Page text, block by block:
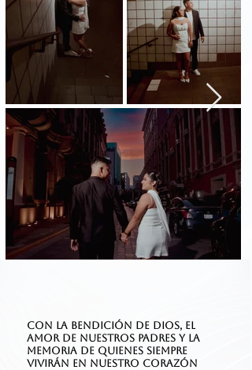
Con la bendición de Dios, el
amor de nuestros padres y la
memoria de quienes siempre
vivirán en nuestro corazón